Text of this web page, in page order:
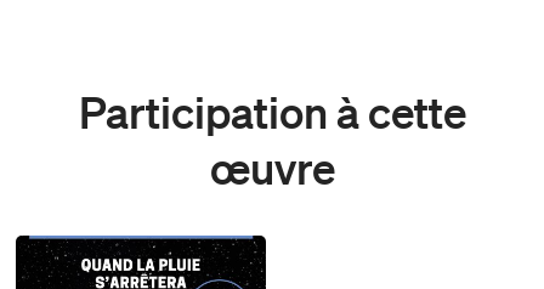
Participation à cette
œuvre